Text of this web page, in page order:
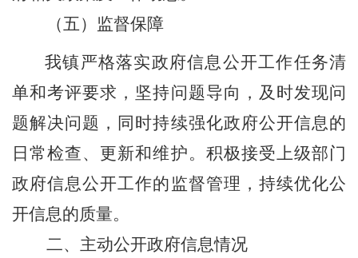
（五）监督保障
我镇严格落实政府信息公开工作任务清
单和考评要求，坚持问题导向，及时发现问
题解决问题，同时持续强化政府公开信息的
日常检查、更新和维护。积极接受上级部门
政府信息公开工作的监督管理，持续优化公
开信息的质量。
二、主动公开政府信息情况